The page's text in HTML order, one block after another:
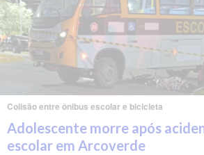
Colisão entre ônibus escolar e bicicleta
Adolescente morre após
escolar em Arcoverde